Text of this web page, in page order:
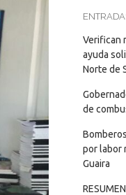
Verifican
ayuda
Norte de
de
por labor
Guaira